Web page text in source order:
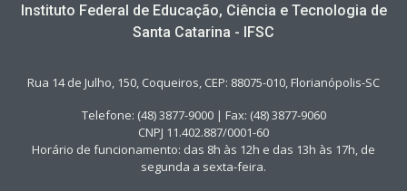
Instituto Federal de Educação, Ciência e Tecnologia de
Santa Catarina - IFSC
Rua 14 de Julho, 150, Coqueiros, CEP: 88075-010, Florianópolis-SC
Telefone: (48) 3877-9000 | Fax: (48) 3877-9060
CNPJ 11.402.887/0001-60
Horário de funcionamento: das 8h às 12h e das 13h às 17h, de
segunda a sexta-feira.